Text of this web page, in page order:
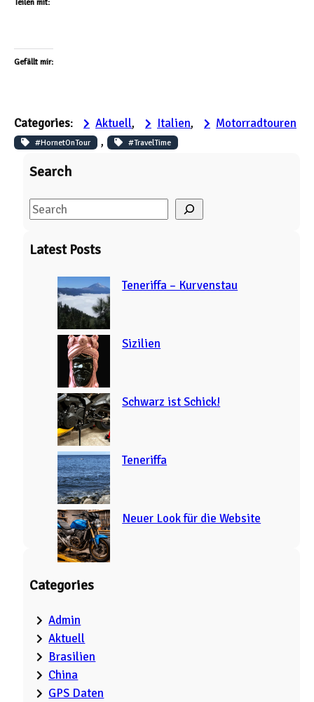
Teilen mit:
Gefällt mir:
Categories: Aktuell, Italien, Motorradtouren
#HornetOnTour , #TravelTime
Search
S
aLatest Posts
Teneriffa – Kurvenstau
Sizilien
Schwarz ist Schick!
Teneriffa
Neuer Look für die Website
Categories
Admin
Aktuell
Brasilien
China
GPS Daten